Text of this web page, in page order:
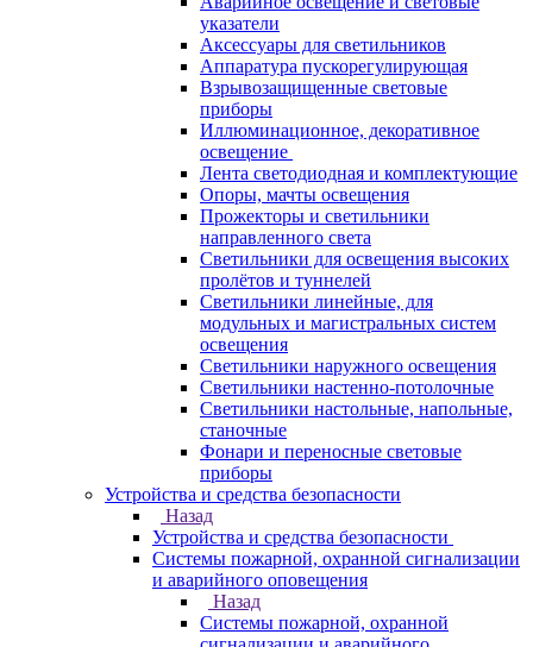
указатели
Аксессуары для светильников
Аппаратура пускорегулирующая
Взрывозащищенные световые
приборы
Иллюминационное, декоративное
освещение
Лента светодиодная и комплектующие
Опоры, мачты освещения
Прожекторы и светильники
направленного света
Светильники для освещения высоких
пролётов и туннелей
Светильники линейные, для
модульных и магистральных систем
освещения
Светильники наружного освещения
Светильники настенно-потолочные
Светильники настольные, напольные,
станочные
Фонари и переносные световые
приборы
Устройства и средства безопасности
Назад
Устройства и средства безопасности
Системы пожарной, охранной сигнализации
и аварийного оповещения
Назад
Системы пожарной, охранной